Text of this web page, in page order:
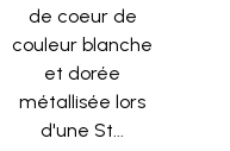
de coeur de
couleur blanche
et dorée
métallisée lors
d'une St...